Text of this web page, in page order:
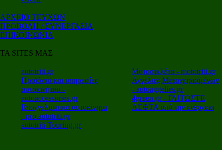
ΑΡΧΕΙΟ ΤΕΥΧΩΝ
ΠΡΟΒΟΛΗ / ΣΥΝΕΡΓΑΣΙΑ
ΕΠΙΚΟΙΝΩΝΙΑ
ΤΑ SITES ΜΑΣ
autotriti.gr
Προϊόντα και υπηρεσίες
αυτοκινήτου -
autoaccessories.gr
Επαγγελματικά αυτοκίνητα
- pro.autotriti.gr
autotriti-Touring.gr
Μοτοσικλέτα - mototriti.gr
Αγγελιες Μεταχειρισμένων
- autoaggelies.gr
4green.gr - ΓΛΙΤΩΣΤΕ
ΛΕΦΤΑ από την ενέργεια